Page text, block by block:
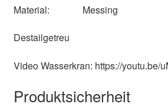
Material: Messing
Destailgetreu
Video Wasserkran: https://youtu.be/
Produktsicherheit